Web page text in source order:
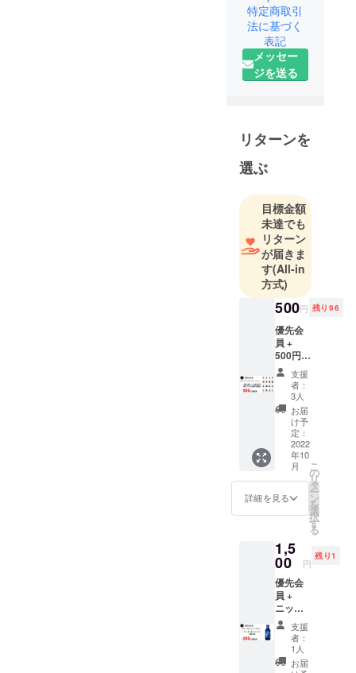
特定商取引
法に基づく
表記
メッセー
ジを送る
リターンを
選ぶ
目標金額
未達でも
リターン
が届きま
す(All-in
方式)
500円 残り96
優先会
員 +
500円割
引券
（半年
間有
効）
支援
者：
3人
お届
け予
定：
2022
年10
月
詳細を見る
こ
の
リ
タ
ー
ン
を
選
択
す
る
1,5
00 円
残り1
優先会
員 +
ニッカ
セッ
ション
ミニボ
トル
支援
者：
1人
お届